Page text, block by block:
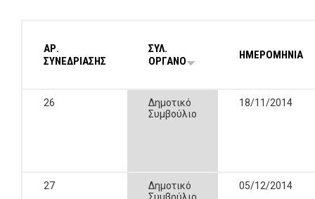
ΑΡ.
ΣΥΝΕΔΡΙΑΣΗΣ
ΣΥΛ.
ΟΡΓΑΝΟ
ΗΜΕΡΟΜΗΝΙΑ
26
Δημοτικό
Συμβούλιο
18/11/2014
27
Δημοτικό
05/12/2014